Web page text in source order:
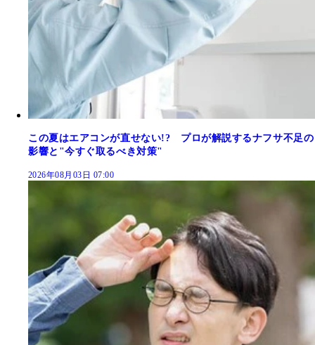
この夏はエアコンが直せない!? プロが解説するナフサ不足の
影響と"今すぐ取るべき対策"
2026年08月03日 07:00